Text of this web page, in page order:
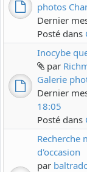
photos
Dernier
Posté dans
Inocybe
par
Galerie
Dernier
18:05
Posté dans
Recherche
d'occasion
par